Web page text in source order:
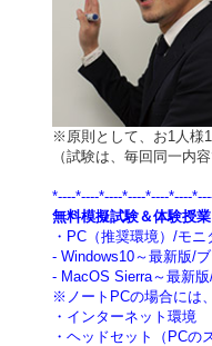
※原則として、お1人様
（試験は、毎回同一内容
*----*----*----*----*----*----
無料模擬試験＆体験授
・PC（推奨環境）/モニ
- Windows10～最新版/
- MacOS Sierra～最新
※ノートPCの場合には
・インターネット環境
・ヘッドセット（PCの